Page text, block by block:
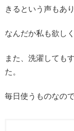
きるという声もあ
なんだか私も欲し
また、洗濯しても
た。
毎日使うものなの